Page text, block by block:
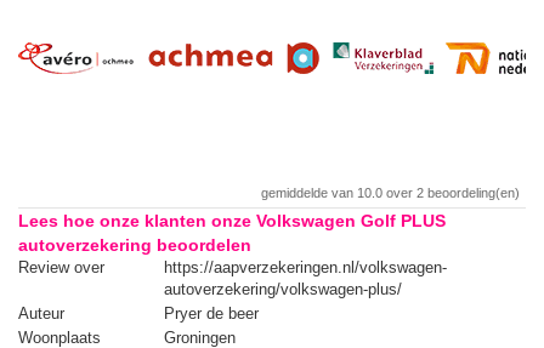
Lees hoe onze klanten onze Volkswagen Golf PLUS
autoverzekering beoordelen
Review over
https://aapverzekeringen.nl/volkswagen-
autoverzekering/volkswagen-plus/
Auteur
Pryer de beer
Woonplaats
Groningen
gemiddelde van 10.0 over 2 beoordeling(en)